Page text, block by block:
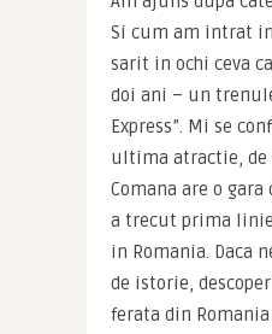
Si cum am intrat
sarit in ochi ceva
doi ani – un
Express”. Mi se
ultima atractie, de
Comana are o
a trecut prima
in Romania. Daca
de istorie,
ferata din